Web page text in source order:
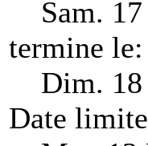
Sam.
termine le:
Dim.
Date